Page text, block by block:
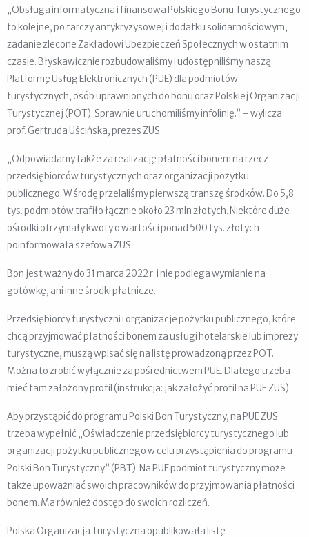
„Obsługa informatyczna i finansowa Polskiego Bonu Turystycznego
to kolejne, po tarczy antykryzysowej i dodatku solidarnościowym,
zadanie zlecone Zakładowi Ubezpieczeń Społecznych w ostatnim
czasie. Błyskawicznie rozbudowaliśmy i udostępniliśmy naszą
Platformę Usług Elektronicznych (PUE) dla podmiotów
turystycznych, osób uprawnionych do bonu oraz Polskiej Organizacji
Turystycznej (POT). Sprawnie uruchomiliśmy infolinię.” – wylicza
prof. Gertruda Uścińska, prezes ZUS.
„Odpowiadamy także za realizację płatności bonem na rzecz
przedsiębiorców turystycznych oraz organizacji pożytku
publicznego. W środę przelaliśmy pierwszą transzę środków. Do 5,8
tys. podmiotów trafiło łącznie około 23 mln złotych. Niektóre duże
ośrodki otrzymały kwoty o wartości ponad 500 tys. złotych –
poinformowała szefowa ZUS.
Bon jest ważny do 31 marca 2022 r. i nie podlega wymianie na
gotówkę, ani inne środki płatnicze.
Przedsiębiorcy turystyczni i organizacje pożytku publicznego, które
chcą przyjmować płatności bonem za usługi hotelarskie lub imprezy
turystyczne, muszą wpisać się na listę prowadzoną przez POT.
Można to zrobić wyłącznie za pośrednictwem PUE. Dlatego trzeba
mieć tam założony profil (instrukcja: jak założyć profil na PUE ZUS).
Aby przystąpić do programu Polski Bon Turystyczny, na PUE ZUS
trzeba wypełnić „Oświadczenie przedsiębiorcy turystycznego lub
organizacji pożytku publicznego w celu przystąpienia do programu
Polski Bon Turystyczny” (PBT). Na PUE podmiot turystyczny może
także upoważniać swoich pracowników do przyjmowania płatności
bonem. Ma również dostęp do swoich rozliczeń.
Polska Organizacja Turystyczna opublikowała listę